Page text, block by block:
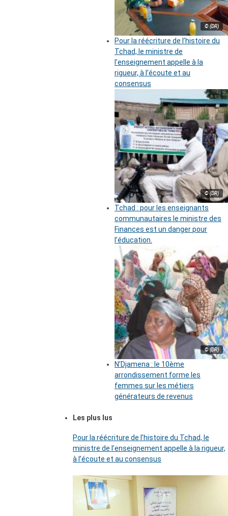
© (DR)
Pour la réécriture de l’histoire du
Tchad, le ministre de
l’enseignement appelle à la
rigueur, à l’écoute et au
consensus
© (DR)
Tchad : pour les enseignants
communautaires le ministre des
Finances est un danger pour
l’éducation.
© (DR)
N’Djamena : le 10ème
arrondissement forme les
femmes sur les métiers
générateurs de revenus
Les plus lus
Pour la réécriture de l’histoire du Tchad, le
ministre de l’enseignement appelle à la rigueur,
à l’écoute et au consensus